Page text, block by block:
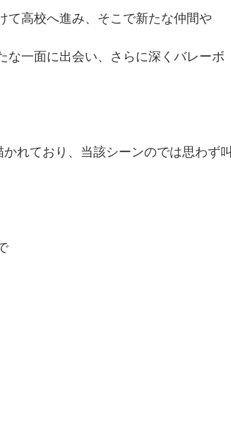
て高校へ進み、そこで新たな仲間や
な一面に出会い、さらに深くバレーボ
れており、当該シーンのでは思わず叫